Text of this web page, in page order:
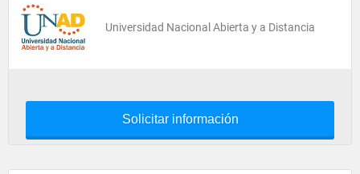
Universidad Nacional Abierta y a Distancia
Solicitar información